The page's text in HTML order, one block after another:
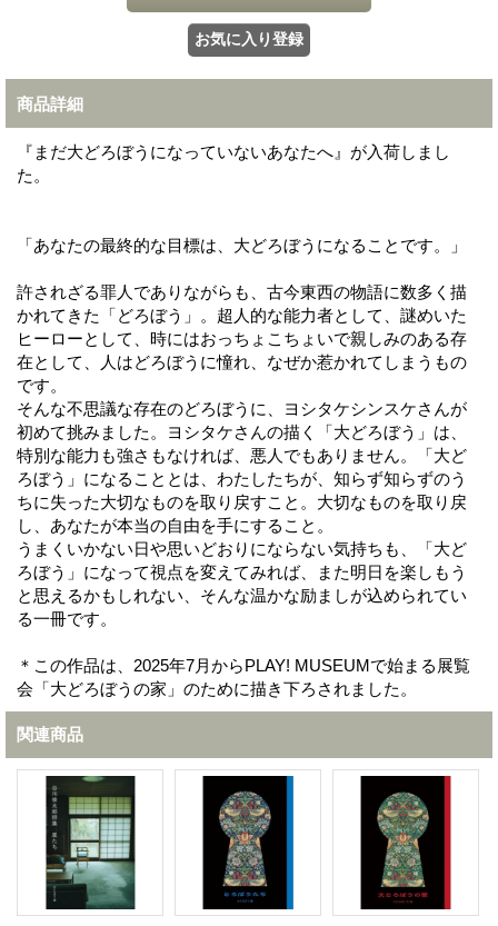
商品詳細
『まだ大どろぼうになっていないあなたへ』が入荷しまし
た。
「あなたの最終的な目標は、大どろぼうになることです。」
許されざる罪人でありながらも、古今東西の物語に数多く描
かれてきた「どろぼう」。超人的な能力者として、謎めいた
ヒーローとして、時にはおっちょこちょいで親しみのある存
在として、人はどろぼうに憧れ、なぜか惹かれてしまうもの
です。
そんな不思議な存在のどろぼうに、ヨシタケシンスケさんが
初めて挑みました。ヨシタケさんの描く「大どろぼう」は、
特別な能力も強さもなければ、悪人でもありません。「大ど
ろぼう」になることとは、わたしたちが、知らず知らずのう
ちに失った大切なものを取り戻すこと。大切なものを取り戻
し、あなたが本当の自由を手にすること。
うまくいかない日や思いどおりにならない気持ちも、「大ど
ろぼう」になって視点を変えてみれば、また明日を楽しもう
と思えるかもしれない、そんな温かな励ましが込められてい
る一冊です。
＊この作品は、2025年7月からPLAY! MUSEUMで始まる展覧
会「大どろぼうの家」のために描き下ろされました。
関連商品